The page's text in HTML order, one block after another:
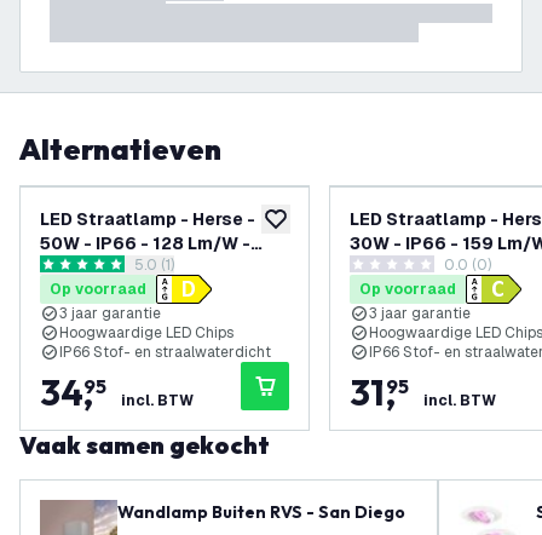
Alternatieven
toevoegen aan verlanglijst
LED Straatlamp - Herse -
50W - IP66 - 128 Lm/W -
4000K - 3 jaar garantie
reviews drawer openen
5 score sterren5.0 (1)
Op voorraad
3 jaar garantie
Hoogwaardige LED Chips
IP66 Stof- en straalwaterdicht
34,
95
incl. BTW
LED Straatlamp -
30W - IP66 - 159 Lm/
4000K - 3 jaar
0 score sterren0.0 (0)
Op voorraad
3 jaar garantie
Hoogwaardige LED Chips
IP66 Stof- en
31,
95
incl. BTW
Vaak samen gekocht
Wandlamp Buiten RVS - San Diego